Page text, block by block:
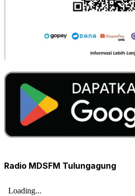
Radio MDSFM Tulungagung